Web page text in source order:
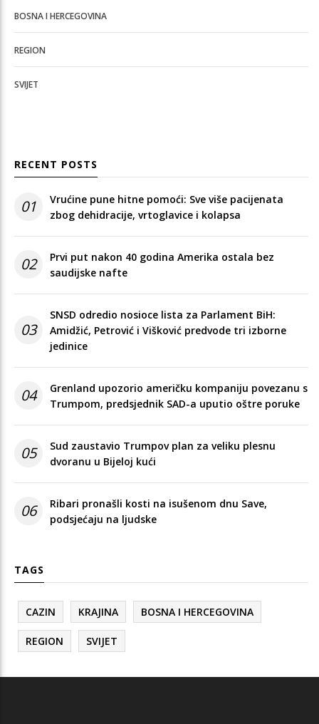
BOSNA I HERCEGOVINA
REGION
SVIJET
RECENT POSTS
01
Vrućine pune hitne pomoći: Sve više pacijenata
zbog dehidracije, vrtoglavice i kolapsa
02
Prvi put nakon 40 godina Amerika ostala bez
saudijske nafte
03
SNSD odredio nosioce lista za Parlament BiH:
Amidžić, Petrović i Višković predvode tri izborne
jedinice
04
Grenland upozorio američku kompaniju povezanu s
Trumpom, predsjednik SAD-a uputio oštre poruke
05
Sud zaustavio Trumpov plan za veliku plesnu
dvoranu u Bijeloj kući
06
Ribari pronašli kosti na isušenom dnu Save,
podsjećaju na ljudske
TAGS
CAZIN KRAJINA BOSNA I HERCEGOVINA
REGION SVIJET